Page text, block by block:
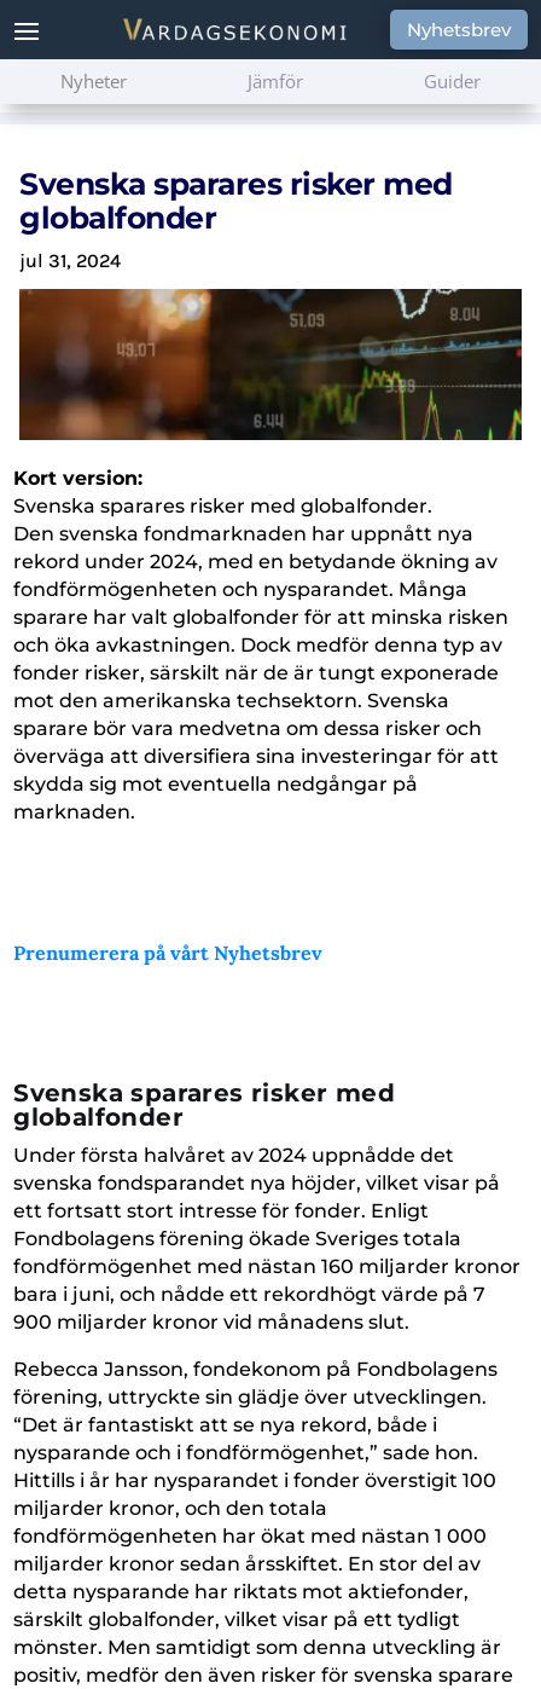
Nyhetsbrev
Nyheter Jämför Guider
Svenska sparares risker med
globalfonder
jul 31, 2024
Kort version:
Svenska sparares risker med globalfonder.
Den svenska fondmarknaden har uppnått nya
rekord under 2024, med en betydande ökning av
fondförmögenheten och nysparandet. Många
sparare har valt globalfonder för att minska risken
och öka avkastningen. Dock medför denna typ av
fonder risker, särskilt när de är tungt exponerade
mot den amerikanska techsektorn. Svenska
sparare bör vara medvetna om dessa risker och
överväga att diversifiera sina investeringar för att
skydda sig mot eventuella nedgångar på
marknaden.
Prenumerera på vårt Nyhetsbrev
Svenska sparares risker med
globalfonder
Under första halvåret av 2024 uppnådde det
svenska fondsparandet nya höjder, vilket visar på
ett fortsatt stort intresse för fonder. Enligt
Fondbolagens förening ökade Sveriges totala
fondförmögenhet med nästan 160 miljarder kronor
bara i juni, och nådde ett rekordhögt värde på 7
900 miljarder kronor vid månadens slut.
Rebecca Jansson, fondekonom på Fondbolagens
förening, uttryckte sin glädje över utvecklingen.
“Det är fantastiskt att se nya rekord, både i
nysparande och i fondförmögenhet,” sade hon.
Hittills i år har nysparandet i fonder överstigit 100
miljarder kronor, och den totala
fondförmögenheten har ökat med nästan 1 000
miljarder kronor sedan årsskiftet. En stor del av
detta nysparande har riktats mot aktiefonder,
särskilt globalfonder, vilket visar på ett tydligt
mönster. Men samtidigt som denna utveckling är
positiv, medför den även risker för svenska sparare